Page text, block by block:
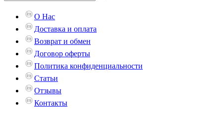
О Нас
Доставка и оплата
Возврат и обмен
Договор оферты
Политика конфиденциальности
Статьи
Отзывы
Контакты